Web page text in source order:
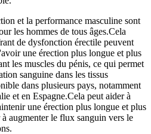
et la performance masculine sont
les hommes de tous âges.Cela
de dysfonction érectile peuvent
une érection plus longue et plus
les muscles du pénis, ce qui permet
sanguine dans les tissus
dans plusieurs pays, notamment
et en Espagne.Cela peut aider à
une érection plus longue et plus
augmenter le flux sanguin vers le